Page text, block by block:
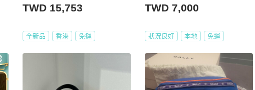
尺碼：37 碼 附件：盒子 塵袋。
TWD 15,753
全新品 香港 免運
TWD 7,000
狀況良好 本地 免運